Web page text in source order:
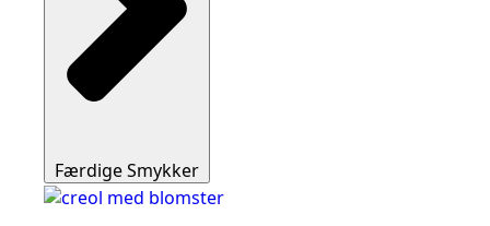
Færdige Smykker